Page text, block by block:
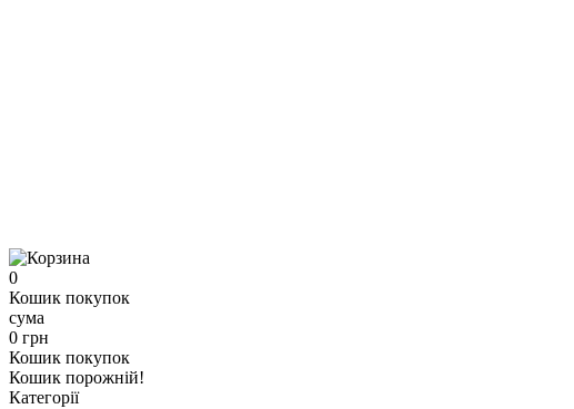
0
Кошик покупок
сума
0 грн
Кошик покупок
Кошик порожній!
Категорії